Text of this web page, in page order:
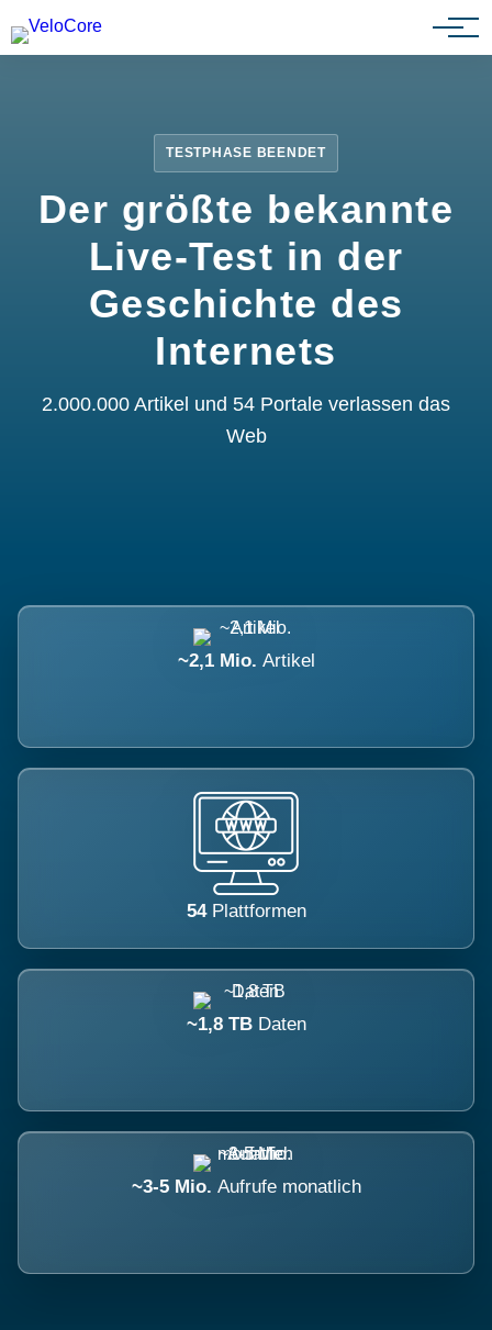
Partnerprogramm
TESTPHASE BEENDET
Der größte bekannte
Live-Test in der
Geschichte des
Internets
2.000.000 Artikel und 54 Portale verlassen das
Web
~2,1 Mio. Artikel
54 Plattformen
~1,8 TB Daten
~3-5 Mio. Aufrufe monatlich